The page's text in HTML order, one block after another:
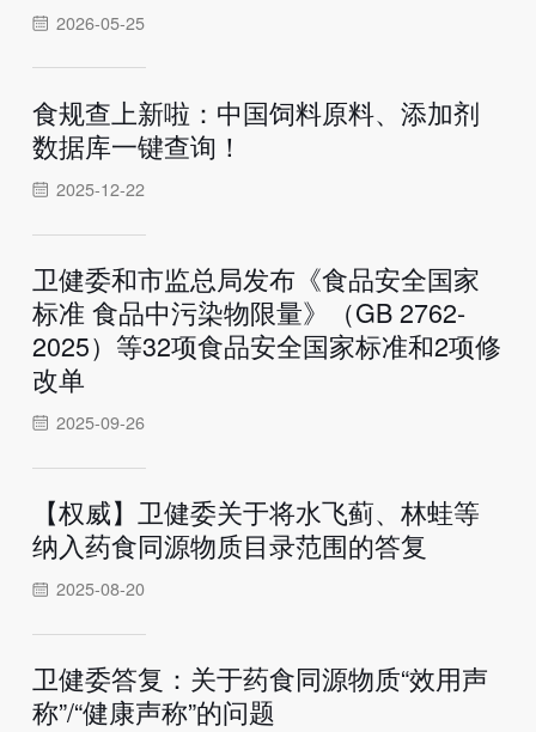
2026-05-25
食规查上新啦：中国饲料原料、添加剂
数据库一键查询！
2025-12-22
卫健委和市监总局发布《食品安全国家
标准 食品中污染物限量》（GB 2762-
2025）等32项食品安全国家标准和2项修
改单
2025-09-26
【权威】卫健委关于将水飞蓟、林蛙等
纳入药食同源物质目录范围的答复
2025-08-20
卫健委答复：关于药食同源物质“效用声
称”/“健康声称”的问题